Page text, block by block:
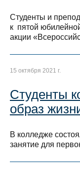
Студенты и
к пятой
акции
15 октября 2021 г.
Студенты
образ
В колледже
занятие для